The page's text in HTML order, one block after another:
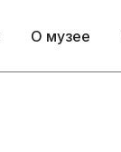
О музее